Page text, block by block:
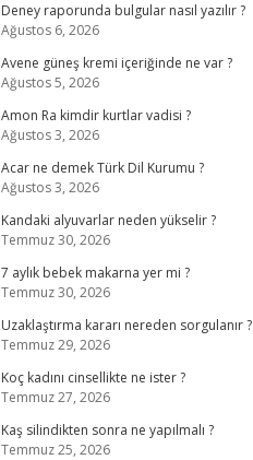
Deney raporunda bulgular nasıl yazılır ?
Ağustos 6, 2026
Avene güneş kremi içeriğinde ne var ?
Ağustos 5, 2026
Amon Ra kimdir kurtlar vadisi ?
Ağustos 3, 2026
Acar ne demek Türk Dil Kurumu ?
Ağustos 3, 2026
Kandaki alyuvarlar neden yükselir ?
Temmuz 30, 2026
7 aylık bebek makarna yer mi ?
Temmuz 30, 2026
Uzaklaştırma kararı nereden sorgulanır ?
Temmuz 29, 2026
Koç kadını cinsellikte ne ister ?
Temmuz 27, 2026
Kaş silindikten sonra ne yapılmalı ?
Temmuz 25, 2026